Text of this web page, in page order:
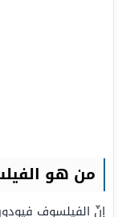
من هو
إنّ الفيلسوف